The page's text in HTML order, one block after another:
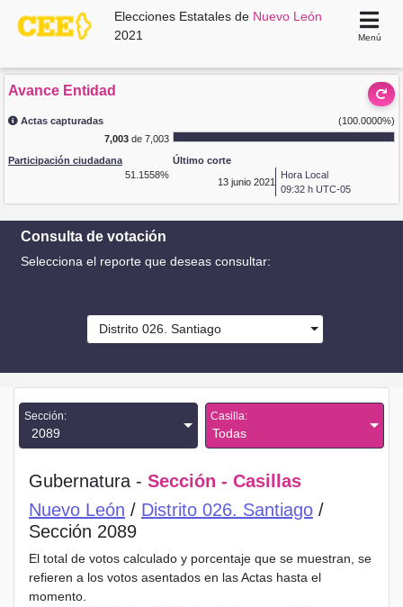
Elecciones Estatales de Nuevo León
2021
Menú
Avance Entidad
Actas capturadas
(100.0000%)
7,003de 7,003
Participación ciudadana
51.1558%
Último corte
13 junio 2021
Hora Local
09:32 h UTC-05
Consulta de votación
Selecciona el reporte que deseas consultar:
Distrito 026. Santiago
Sección:
2089
Casilla:
Todas
Gubernatura - Sección - Casillas
Nuevo León / Distrito 026. Santiago /
Sección 2089
El total de votos calculado y porcentaje que se muestran, se
refieren a los votos asentados en las Actas hasta el
momento.